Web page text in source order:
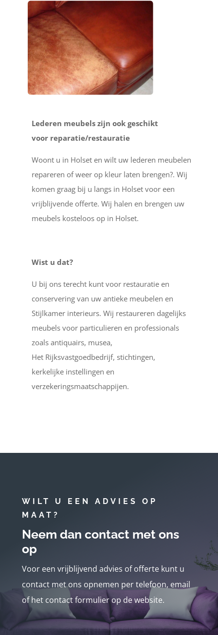
Lederen meubels zijn ook geschikt
voor reparatie/restauratie
Woont u in Holset en wilt uw lederen meubelen
repareren of weer op kleur laten brengen?. Wij
komen graag bij u langs in Holset voor een
vrijblijvende offerte. Wij halen en brengen uw
meubels kosteloos op in Holset.
Wist u dat?
U bij ons terecht kunt voor restauratie en
conservering van uw antieke meubelen en
Stijlkamer interieurs. Wij restaureren dagelijks
meubels voor particulieren en professionals
zoals antiquairs, musea,
Het Rijksvastgoedbedrijf, stichtingen,
kerkelijke instellingen en
verzekeringsmaatschappijen.
WILT U EEN ADVIES OP
MAAT?
Neem dan contact met ons
op
Voor een vrijblijvend advies of offerte kunt u
contact met ons opnemen per telefoon, email
of het contact formulier op de website.